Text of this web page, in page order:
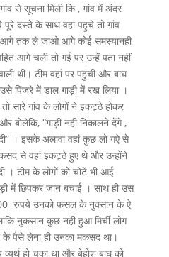
से सूचना मिली कि , गांव में अंदर
दस्ते के साथ वहां पहुचे तो गांव
आगे तक ले जाओ आगे कोई समस्यानही
आगे चली तो गई पर उन्हें पता नहीं
थी। टीम वहां पर पहुंची और बाघ
पिंजरे में डाल गाड़ी में रख लिया ।
सारे गांव के लोगों ने इकट्ठे होकर
बोलेकि, “गाड़ी नही निकालने देंगे ,
। इसके अलावा वहां कुछ लो गऐ से
से वहां इकट्ठे हुए थे और उन्होंने
। टीम के लोगों को चोटें भी आई
में छिपकर जान बचाई । साथ ही उस
रुपये उनको फसल के नुक्सान के ऐ
नुकसान कुछ नही हुआ मिर्ची लोग
पैसे लेना ही उनका मकसद था।
हो चूका था और बेहोश बाघ को